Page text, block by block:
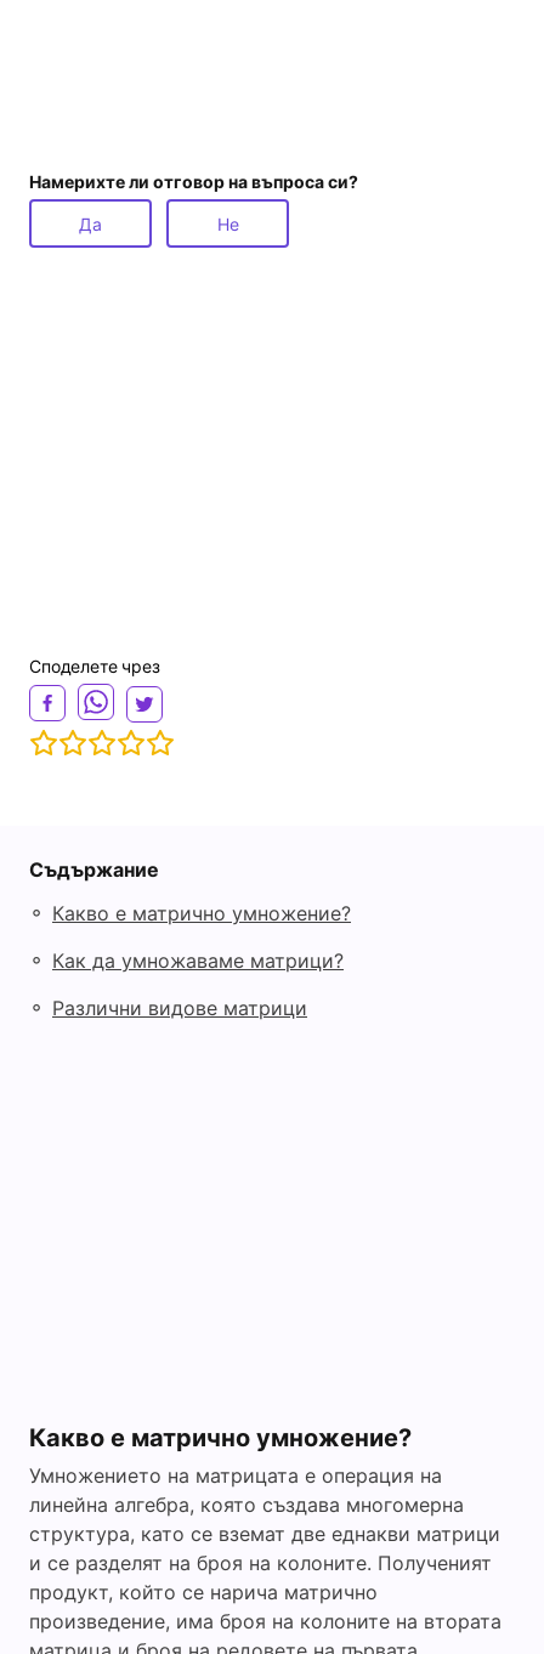
Намерихте ли отговор на въпроса си?
Да Не
Споделете чрез
Съдържание
◦ Какво е матрично умножение?
◦ Как да умножаваме матрици?
◦ Различни видове матрици
Какво е матрично умножение?
Умножението на матрицата е операция на
линейна алгебра, която създава многомерна
структура, като се вземат две еднакви матрици
и се разделят на броя на колоните. Полученият
продукт, който се нарича матрично
произведение, има броя на колоните на втората